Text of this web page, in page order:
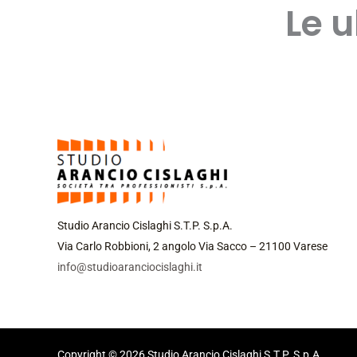
Le
Studio Arancio Cislaghi S.T.P. S.p.A.
Via Carlo Robbioni, 2 angolo Via Sacco – 21100 Varese
info@studioaranciocislaghi.it
Copyright © 2026 Studio Arancio Cislaghi S.T.P. S.p.A.